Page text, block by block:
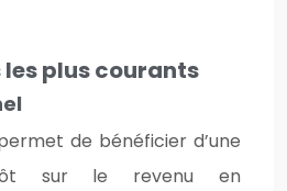
plus courants
de bénéficier d’une
sur le revenu en